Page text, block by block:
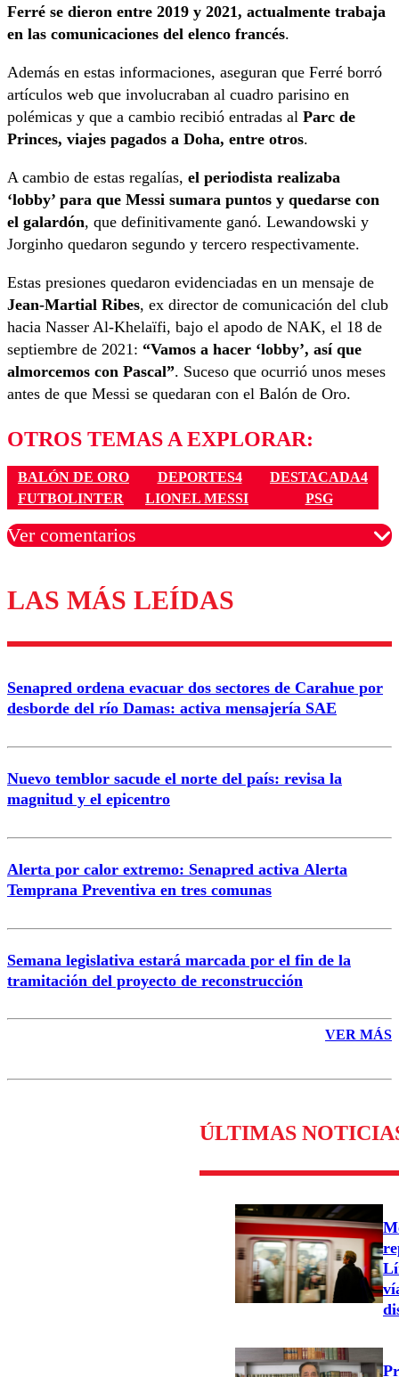
Ferré se dieron entre 2019 y 2021, actualmente trabaja
en las comunicaciones del elenco francés.
Además en estas informaciones, aseguran que Ferré borró
artículos web que involucraban al cuadro parisino en
polémicas y que a cambio recibió entradas al Parc de
Princes, viajes pagados a Doha, entre otros.
A cambio de estas regalías, el periodista realizaba
‘lobby’ para que Messi sumara puntos y quedarse con
el galardón, que definitivamente ganó. Lewandowski y
Jorginho quedaron segundo y tercero respectivamente.
Estas presiones quedaron evidenciadas en un mensaje de
Jean-Martial Ribes, ex director de comunicación del club
hacia Nasser Al-Khelaïfi, bajo el apodo de NAK, el 18 de
septiembre de 2021: “Vamos a hacer ‘lobby’, así que
almorcemos con Pascal”. Suceso que ocurrió unos meses
antes de que Messi se quedaran con el Balón de Oro.
OTROS TEMAS A EXPLORAR:
BALÓN DE ORO DEPORTES4
DESTACADA4
FUTBOLINTER
LIONEL MESSI PSG
Ver comentarios
Los comentarios son moderados para garantizar un
diálogo respetuoso.
Correo
LAS MÁS LEÍDAS
Senapred ordena evacuar dos sectores de Carahue por
desborde del río Damas: activa mensajería SAE
Nuevo temblor sacude el norte del país: revisa la
magnitud y el epicentro
Alerta por calor extremo: Senapred activa Alerta
Temprana Preventiva en tres comunas
Semana legislativa estará marcada por el fin de la
tramitación del proyecto de reconstrucción
VER MÁS
ÚLTIMAS